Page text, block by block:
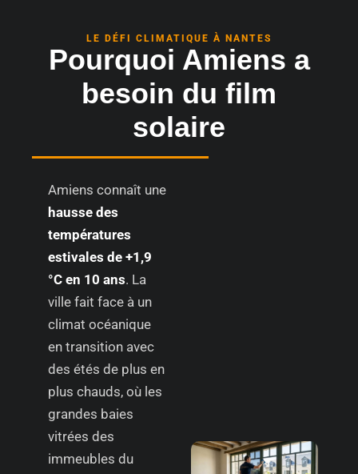
LE DÉFI CLIMATIQUE À NANTES
Pourquoi Amiens a
besoin du film
solaire
Amiens connaît une
hausse des
températures
estivales de +1,9
°C en 10 ans. La
ville fait face à un
climat océanique
en transition avec
des étés de plus en
plus chauds, où les
grandes baies
vitrées des
immeubles du